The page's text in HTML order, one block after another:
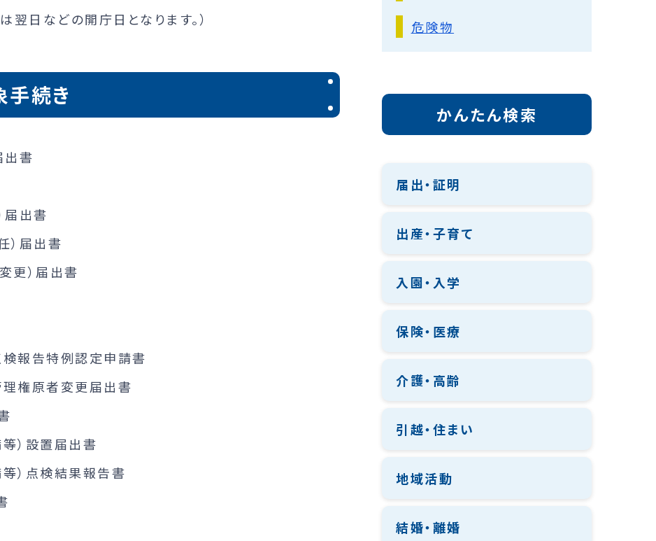
日などの開庁日となります。）
続き
出書
届出書
）届出書
更）届出書
報告特例認定申請書
権原者変更届出書
）設置届出書
）点検結果報告書
危険物
かんたん検索
届出・証明
出産・子育て
入園・入学
保険・医療
介護・高齢
引越・住まい
地域活動
結婚・離婚